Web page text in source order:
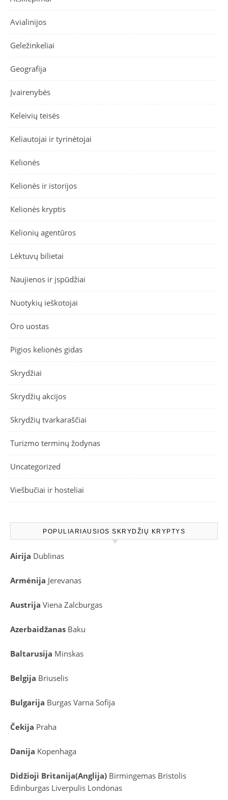
Avialinijos
Geležinkeliai
Geografija
Įvairenybės
Keleivių teisės
Keliautojai ir tyrinėtojai
Kelionės
Kelionės ir istorijos
Kelionės kryptis
Kelionių agentūros
Lėktuvų bilietai
Naujienos ir įspūdžiai
Nuotykių ieškotojai
Oro uostas
Pigios kelionės gidas
Skrydžiai
Skrydžių akcijos
Skrydžių tvarkaraščiai
Turizmo terminų žodynas
Uncategorized
Viešbučiai ir hosteliai
POPULIARIAUSIOS SKRYDŽIŲ KRYPTYS
Airija Dublinas
Armėnija Jerevanas
Austrija Viena Zalcburgas
Azerbaidžanas Baku
Baltarusija Minskas
Belgija Briuselis
Bulgarija Burgas Varna Sofija
Čekija Praha
Danija Kopenhaga
Didžioji Britanija(Anglija) Birmingemas Bristolis
Edinburgas Liverpulis Londonas